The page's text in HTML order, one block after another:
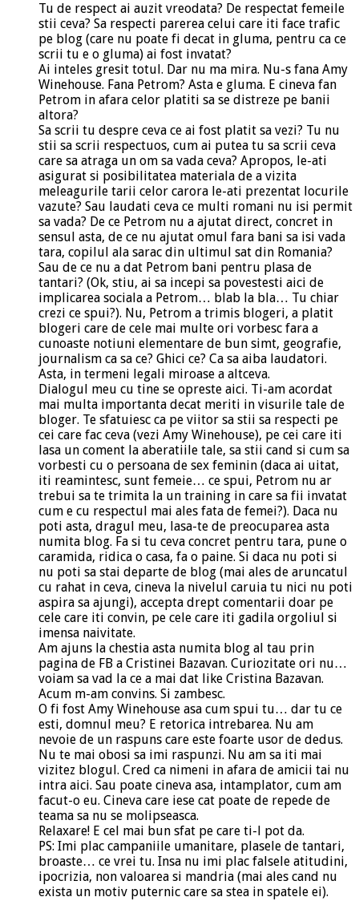
Tu de respect ai auzit vreodata? De respectat femeile
stii ceva? Sa respecti parerea celui care iti face trafic
pe blog (care nu poate fi decat in gluma, pentru ca ce
scrii tu e o gluma) ai fost invatat?
Ai inteles gresit totul. Dar nu ma mira. Nu-s fana Amy
Winehouse. Fana Petrom? Asta e gluma. E cineva fan
Petrom in afara celor platiti sa se distreze pe banii
altora?
Sa scrii tu despre ceva ce ai fost platit sa vezi? Tu nu
stii sa scrii respectuos, cum ai putea tu sa scrii ceva
care sa atraga un om sa vada ceva? Apropos, le-ati
asigurat si posibilitatea materiala de a vizita
meleagurile tarii celor carora le-ati prezentat locurile
vazute? Sau laudati ceva ce multi romani nu isi permit
sa vada? De ce Petrom nu a ajutat direct, concret in
sensul asta, de ce nu ajutat omul fara bani sa isi vada
tara, copilul ala sarac din ultimul sat din Romania?
Sau de ce nu a dat Petrom bani pentru plasa de
tantari? (Ok, stiu, ai sa incepi sa povestesti aici de
implicarea sociala a Petrom… blab la bla… Tu chiar
crezi ce spui?). Nu, Petrom a trimis blogeri, a platit
blogeri care de cele mai multe ori vorbesc fara a
cunoaste notiuni elementare de bun simt, geografie,
journalism ca sa ce? Ghici ce? Ca sa aiba laudatori.
Asta, in termeni legali miroase a altceva.
Dialogul meu cu tine se opreste aici. Ti-am acordat
mai multa importanta decat meriti in visurile tale de
bloger. Te sfatuiesc ca pe viitor sa stii sa respecti pe
cei care fac ceva (vezi Amy Winehouse), pe cei care iti
lasa un coment la aberatiile tale, sa stii cand si cum sa
vorbesti cu o persoana de sex feminin (daca ai uitat,
iti reamintesc, sunt femeie… ce spui, Petrom nu ar
trebui sa te trimita la un training in care sa fii invatat
cum e cu respectul mai ales fata de femei?). Daca nu
poti asta, dragul meu, lasa-te de preocuparea asta
numita blog. Fa si tu ceva concret pentru tara, pune o
caramida, ridica o casa, fa o paine. Si daca nu poti si
nu poti sa stai departe de blog (mai ales de aruncatul
cu rahat in ceva, cineva la nivelul caruia tu nici nu poti
aspira sa ajungi), accepta drept comentarii doar pe
cele care iti convin, pe cele care iti gadila orgoliul si
imensa naivitate.
Am ajuns la chestia asta numita blog al tau prin
pagina de FB a Cristinei Bazavan. Curiozitate ori nu…
voiam sa vad la ce a mai dat like Cristina Bazavan.
Acum m-am convins. Si zambesc.
O fi fost Amy Winehouse asa cum spui tu… dar tu ce
esti, domnul meu? E retorica intrebarea. Nu am
nevoie de un raspuns care este foarte usor de dedus.
Nu te mai obosi sa imi raspunzi. Nu am sa iti mai
vizitez blogul. Cred ca nimeni in afara de amicii tai nu
intra aici. Sau poate cineva asa, intamplator, cum am
facut-o eu. Cineva care iese cat poate de repede de
teama sa nu se molipseasca.
Relaxare! E cel mai bun sfat pe care ti-l pot da.
PS: Imi plac campaniile umanitare, plasele de tantari,
broaste… ce vrei tu. Insa nu imi plac falsele atitudini,
ipocrizia, non valoarea si mandria (mai ales cand nu
exista un motiv puternic care sa stea in spatele ei).